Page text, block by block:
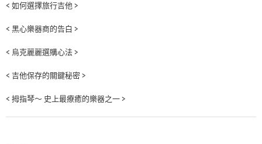
< 如何選擇旅行吉他 >
< 黑心樂器商的告白 >
< 烏克麗麗選購心法 >
< 吉他保存的關鍵秘密 >
< 拇指琴～ 史上最療癒的樂器之一 >